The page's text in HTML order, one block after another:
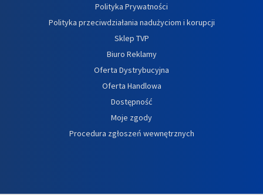
Polityka Prywatności
Polityka przeciwdziałania nadużyciom i korupcji
Sklep TVP
Biuro Reklamy
Oferta Dystrybucyjna
Oferta Handlowa
Dostępność
Moje zgody
Procedura zgłoszeń wewnętrznych